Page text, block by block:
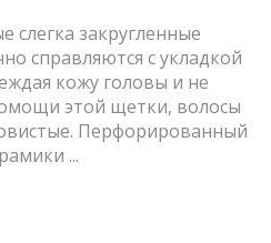
закругленные
справляются с укладкой
кожу головы и не
этой щетки, волосы
Перфорированный
...